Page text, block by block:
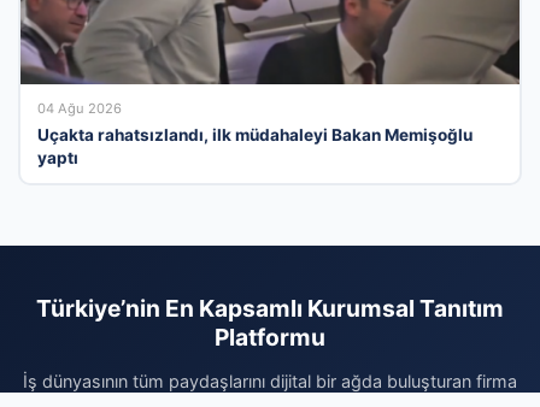
04 Ağu 2026
Uçakta rahatsızlandı, ilk müdahaleyi Bakan Memişoğlu
yaptı
Türkiye’nin En Kapsamlı Kurumsal Tanıtım
Platformu
İş dünyasının tüm paydaşlarını dijital bir ağda buluşturan firma